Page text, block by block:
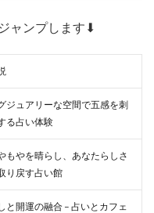
ャンプします⬇
ジュアリーな空間で五感を刺
る占い体験
もやを晴らし、あなたらしさ
り戻す占い館
と開運の融合 – 占いとカフェ